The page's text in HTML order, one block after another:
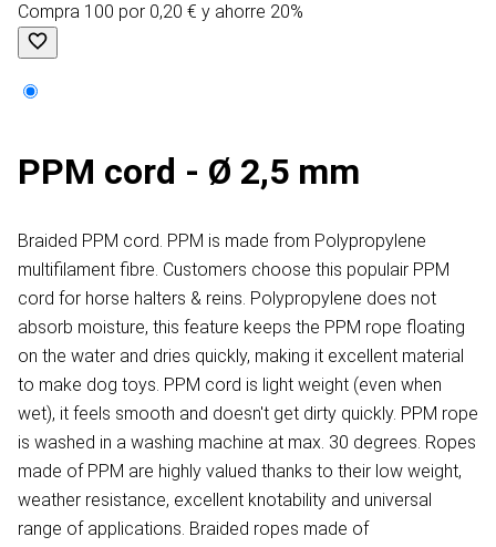
Compra 100 por 0,20 € y ahorre 20%
PPM cord - Ø 2,5 mm
Braided PPM cord. PPM is made from Polypropylene
multifilament fibre. Customers choose this populair PPM
cord for horse halters & reins. Polypropylene does not
absorb moisture, this feature keeps the PPM rope floating
on the water and dries quickly, making it excellent material
to make dog toys. PPM cord is light weight (even when
wet), it feels smooth and doesn't get dirty quickly. PPM rope
is washed in a washing machine at max. 30 degrees. Ropes
made of PPM are highly valued thanks to their low weight,
weather resistance, excellent knotability and universal
range of applications. Braided ropes made of